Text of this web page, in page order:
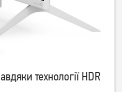
3 859грн
технології HDR